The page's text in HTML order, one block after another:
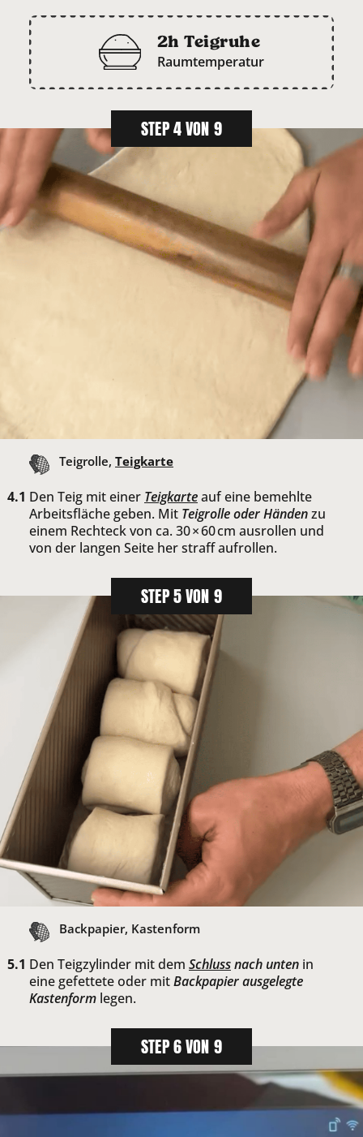
2h Teigruhe
Raumtemperatur
STEP 4 VON 9
Teigrolle, Teigkarte
Den Teig mit einer Teigkarteauf eine bemehlte
Arbeitsfläche geben. Mit Teigrolle oder Händenzu
einem Rechteck von ca. 30 × 60 cm ausrollen und
von der langen Seite her straff aufrollen.
STEP 5 VON 9
Backpapier, Kastenform
Den Teigzylinder mit dem Schlussnach unten in
eine gefettete oder mitBackpapier ausgelegte
Kastenform legen.
STEP 6 VON 9